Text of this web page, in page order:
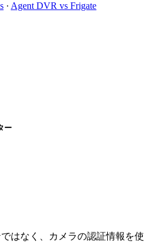
· Agent DVR vs Frigate
ー
はなく、カメラの認証情報を使